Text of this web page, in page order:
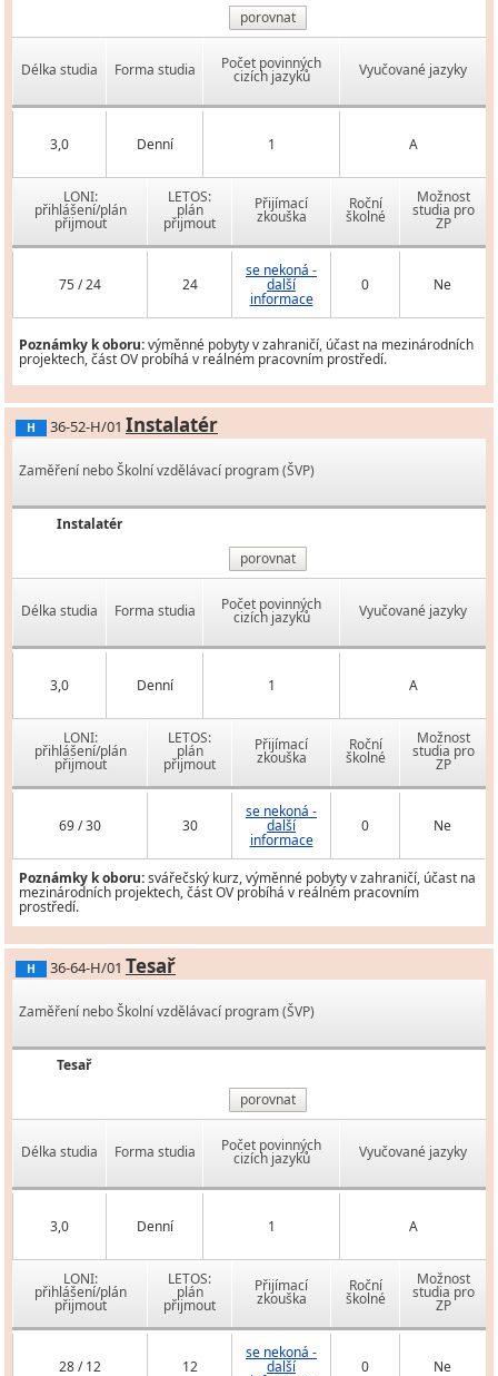
porovnat
Délka studia Forma studia Počet povinných
cizích jazyků Vyučované jazyky
3,0 Denní 1 A
LONI:
přihlášení/plán
přijmout
LETOS:
plán
přijmout
Přijímací
zkouška
Roční
školné
Možnost
studia pro
ZP
75 / 24 24
se nekoná -
další
informace
0 Ne
Poznámky k oboru:výměnné pobyty v zahraničí, účast na mezinárodních
projektech, část OV probíhá v reálném pracovním prostředí.
H 36-52-H/01 Instalatér
Zaměření nebo Školní vzdělávací program (ŠVP)
Instalatér
porovnat
Délka studia Forma studia Počet povinných
cizích jazyků Vyučované jazyky
3,0 Denní 1 A
LONI:
přihlášení/plán
přijmout
LETOS:
plán
přijmout
Přijímací
zkouška
Roční
školné
Možnost
studia pro
ZP
69 / 30 30
se nekoná -
další
informace
0 Ne
Poznámky k oboru:svářečský kurz, výměnné pobyty v zahraničí, účast na
mezinárodních projektech, část OV probíhá v reálném pracovním
prostředí.
H 36-64-H/01 Tesař
Zaměření nebo Školní vzdělávací program (ŠVP)
Tesař
porovnat
Délka studia Forma studia Počet povinných
cizích jazyků Vyučované jazyky
3,0 Denní 1 A
LONI:
přihlášení/plán
přijmout
LETOS:
plán
přijmout
Přijímací
zkouška
Roční
školné
Možnost
studia pro
ZP
28 / 12 12
se nekoná -
další 0 Ne